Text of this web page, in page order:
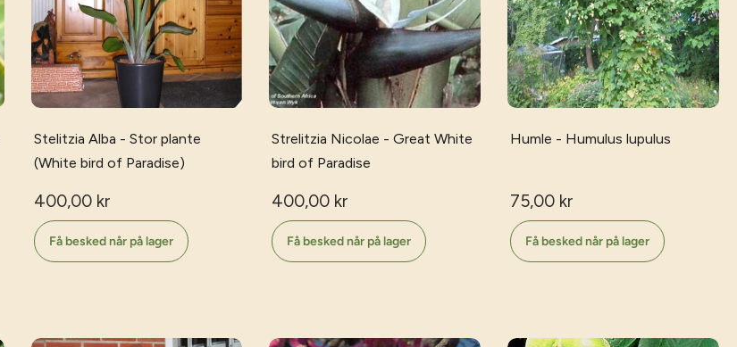
Stelitzia Alba - Stor plante
(White bird of Paradise)
400,00 kr
Få besked når på lager
Strelitzia Nicolae - Great White
bird of Paradise
400,00 kr
Få besked når på lager
Humle - Humulus lupulus
75,00 kr
Få besked når på lager